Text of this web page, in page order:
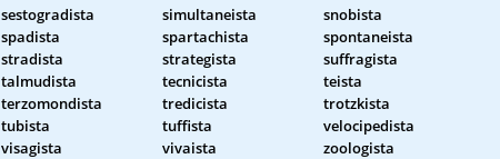
sestogradista simultaneista
snobista
spadista spartachista
spontaneista
stradista strategista
suffragista
talmudista tecnicista
teista
terzomondista tredicista
trotzkista
tubista tuffista
velocipedista
visagista vivaista zoologista